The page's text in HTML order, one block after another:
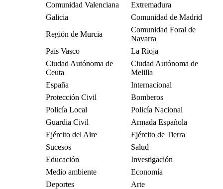
Comunidad Valenciana
Extremadura
Galicia
Comunidad de Madrid
Región de Murcia
Comunidad Foral de
Navarra
País Vasco
La Rioja
Ciudad Autónoma de
Ceuta
Ciudad Autónoma de
Melilla
España
Internacional
Protección Civil
Bomberos
Policía Local
Policía Nacional
Guardia Civil
Armada Española
Ejército del Aire
Ejército de Tierra
Sucesos
Salud
Educación
Investigación
Medio ambiente
Economía
Deportes
Arte